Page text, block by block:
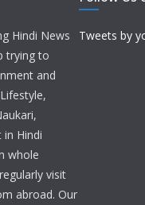
Hindi News
trying to
and
Hindi
whole
visit
abroad. Our
Tweets by